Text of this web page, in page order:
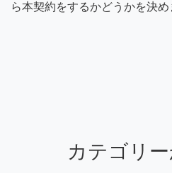
ら本契約をするかどうかを決め
カテゴリ